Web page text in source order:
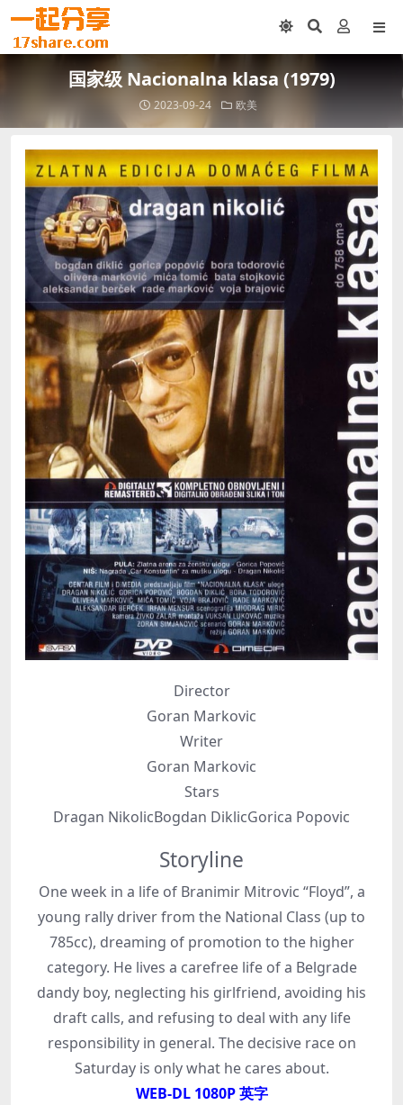
国家级 Nacionalna klasa (1979)
2023-09-24 欧美
Director
Goran Markovic
Writer
Goran Markovic
Stars
Dragan NikolicBogdan DiklicGorica Popovic
Storyline
One week in a life of Branimir Mitrovic “Floyd”, a
young rally driver from the National Class (up to
785cc), dreaming of promotion to the higher
category. He lives a carefree life of a Belgrade
dandy boy, neglecting his girlfriend, avoiding his
draft calls, and refusing to deal with any life
responsibility in general. The decisive race on
Saturday is only what he cares about.
WEB-DL 1080P 英字